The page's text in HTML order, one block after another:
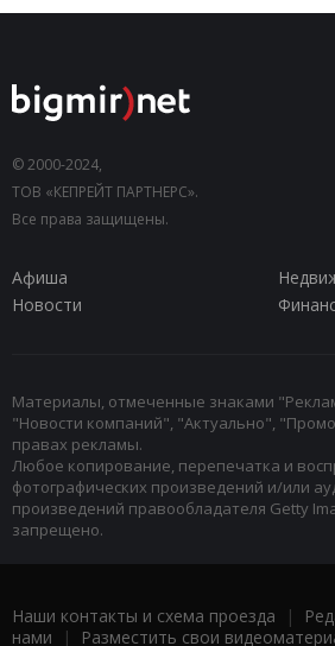
© 2000-2024,
ТОВ «КЕПРЕЙТ ПАРТНЕРС».
Все права защищены.
Афиша
Новости
Материалы, отмеченные знаками
"Новости компаний", "Актуально",
правах рекламы.
Любое копирование, перепечатка и
фотографических произведений и/или
произведений правообладателя Getty
запрещено.
Наши контакты и схема проезда |
нами | Разместить свои